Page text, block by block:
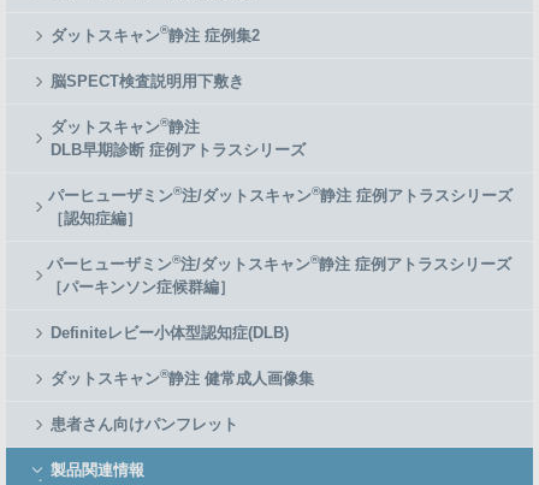
ダットスキャン®静注 症例集2
脳SPECT検査説明用下敷き
ダットスキャン®静注
DLB早期診断 症例アトラスシリーズ
パーヒューザミン®注/ダットスキャン®静注 症例アトラスシリーズ
［認知症編］
パーヒューザミン®注/ダットスキャン®静注 症例アトラスシリーズ
［パーキンソン症候群編］
Definiteレビー小体型認知症(DLB)
ダットスキャン®静注 健常成人画像集
患者さん向けパンフレット
製品関連情報